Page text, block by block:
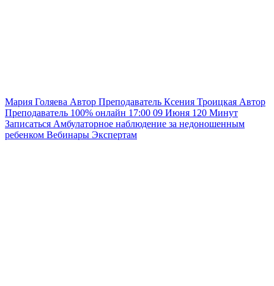
Мария Голяева Автор Преподаватель Ксения Троицкая Автор
Преподаватель 100% онлайн 17:00 09 Июня 120 Минут
Записаться Амбулаторное наблюдение за недоношенным
ребенком Вебинары Экспертам